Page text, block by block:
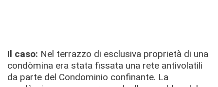
Il caso: Nel terrazzo di esclusiva proprietà di una
condòmina era stata fissata una rete antivolatili
da parte del Condominio confinante. La